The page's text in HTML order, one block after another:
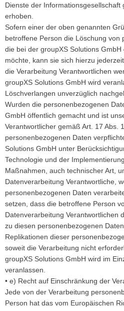
Dienste der Informationsgesellschaft
erhoben.
Sofern einer der oben genannten
betroffene Person die Löschung von
die bei der groupXS Solutions
möchte, kann sie sich hierzu
die Verarbeitung Verantwortlichen
groupXS Solutions GmbH wird
Löschverlangen unverzüglich
Wurden die personenbezogenen
GmbH öffentlich gemacht und ist
Verantwortlicher gemäß Art. 17 Abs.
personenbezogenen Daten
Solutions GmbH unter
Technologie und der
Maßnahmen, auch technischer Art,
Datenverarbeitung Verantwortliche,
personenbezogenen Daten
setzen, dass die betroffene Person
Datenverarbeitung Verantwortlichen
zu diesen personenbezogenen
Replikationen dieser
soweit die Verarbeitung nicht
groupXS Solutions GmbH wird im
veranlassen.
• e) Recht auf Einschränkung der
Jede von der Verarbeitung
Person hat das vom Europäischen